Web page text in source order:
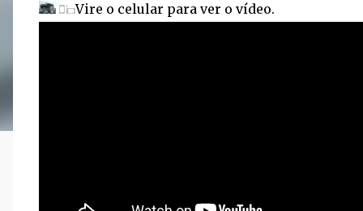
Vire o celular para ver o vídeo.